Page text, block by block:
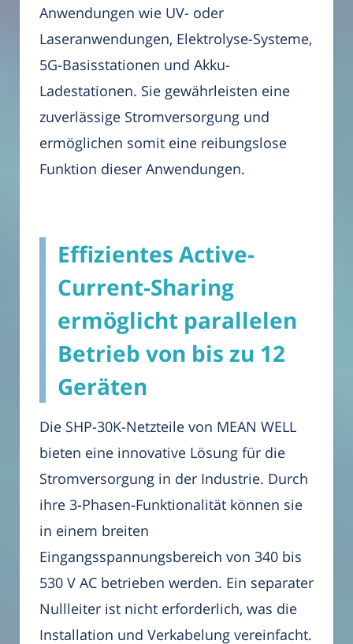
Anwendungen wie UV- oder
Laseranwendungen, Elektrolyse-Systeme,
5G-Basisstationen und Akku-
Ladestationen. Sie gewährleisten eine
zuverlässige Stromversorgung und
ermöglichen somit eine reibungslose
Funktion dieser Anwendungen.
Effizientes Active-
Current-Sharing
ermöglicht parallelen
Betrieb von bis zu 12
Geräten
Die SHP-30K-Netzteile von MEAN WELL
bieten eine innovative Lösung für die
Stromversorgung in der Industrie. Durch
ihre 3-Phasen-Funktionalität können sie
in einem breiten
Eingangsspannungsbereich von 340 bis
530 V AC betrieben werden. Ein separater
Nullleiter ist nicht erforderlich, was die
Installation und Verkabelung vereinfacht.